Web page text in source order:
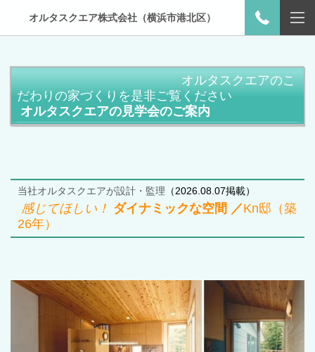
オルタスクエア株式会社（横浜市港北区）
オルタスクエアのこ
だわりの家づくりを是非ご覧ください
オルタスクエアの見学会のご案内
当社オルタスクエアが設計・監理 （2026.08.07掲載）
感じてほしい！ ダイナミックな空間 ／Kn邸（築
26年）